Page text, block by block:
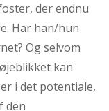
der endnu
Har han/hun
Og selvom
kan
i det potentiale,
den